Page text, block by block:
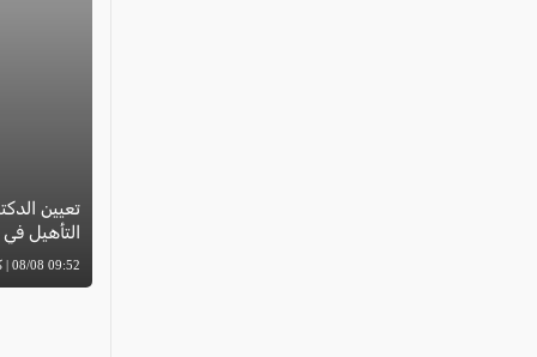
تعيين
التأهيل
09:52 08/08 | كل العرب